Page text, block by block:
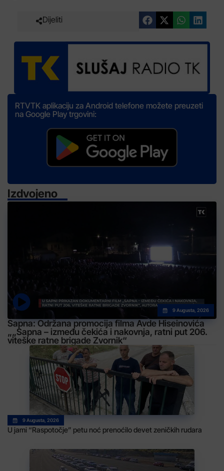
Dijeliti
RTVTK aplikaciju za Android telefone možete preuzeti
na Google Play trgovini:
Izdvojeno
9 Augusta, 2026
Sapna: Održana promocija filma Avde Hiseinovića
„„Sapna – između čekića i nakovnja, ratni put 206.
viteške ratne brigade Zvornik“
9 Augusta, 2026
U jami “Raspotočje” petu noć prenoćilo devet zeničkih rudara